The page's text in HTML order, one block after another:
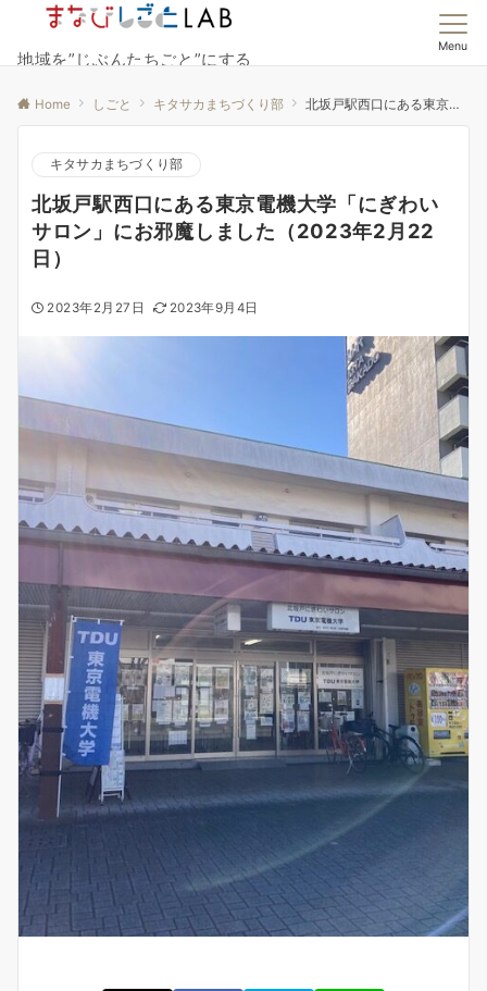
地域を”じぶんたちごと”にする
Menu
Home しごと キタサカまちづくり部 北坂戸駅西口にある東京電機大学「にぎわいサロン」にお邪魔しました（2023年2月22日）
キタサカまちづくり部
北坂戸駅西口にある東京電機大学「にぎわい
サロン」にお邪魔しました（2023年2月22
日）
2023年2月27日 2023年9月4日